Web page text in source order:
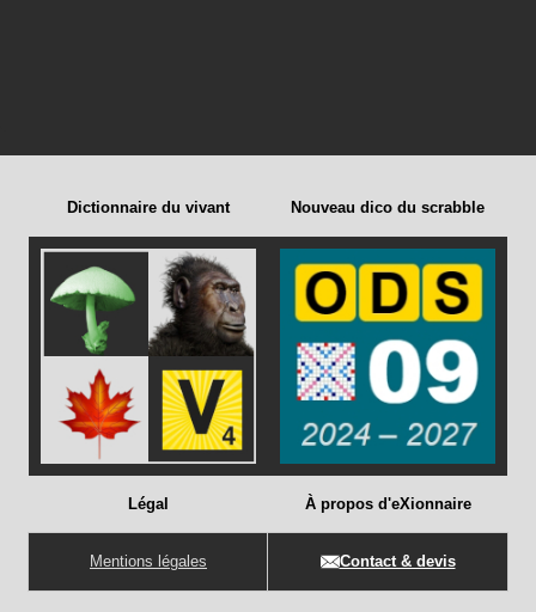
Dictionnaire du vivant Nouveau dico du scrabble
Légal
Mentions légales
À propos d'eXionnaire
Contact & devis